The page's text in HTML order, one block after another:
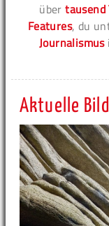
übertausend
Features, du
Journalismus
Aktuelle